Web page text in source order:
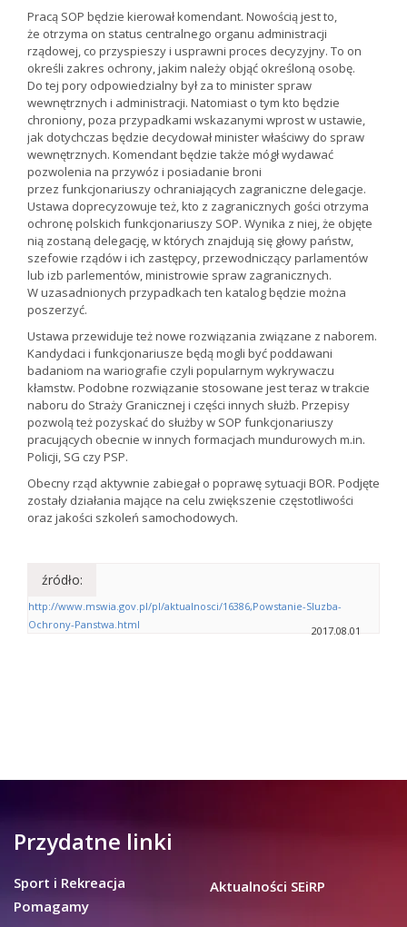
Pracą SOP będzie kierował komendant. Nowością jest to,
że otrzyma on status centralnego organu administracji
rządowej, co przyspieszy i usprawni proces decyzyjny. To on
określi zakres ochrony, jakim należy objąć określoną osobę.
Do tej pory odpowiedzialny był za to minister spraw
wewnętrznych i administracji. Natomiast o tym kto będzie
chroniony, poza przypadkami wskazanymi wprost w ustawie,
jak dotychczas będzie decydował minister właściwy do spraw
wewnętrznych. Komendant będzie także mógł wydawać
pozwolenia na przywóz i posiadanie broni
przez funkcjonariuszy ochraniających zagraniczne delegacje.
Ustawa doprecyzowuje też, kto z zagranicznych gości otrzyma
ochronę polskich funkcjonariuszy SOP. Wynika z niej, że objęte
nią zostaną delegację, w których znajdują się głowy państw,
szefowie rządów i ich zastępcy, przewodniczący parlamentów
lub izb parlementów, ministrowie spraw zagranicznych.
W uzasadnionych przypadkach ten katalog będzie można
poszerzyć.
Ustawa przewiduje też nowe rozwiązania związane z naborem.
Kandydaci i funkcjonariusze będą mogli być poddawani
badaniom na wariografie czyli popularnym wykrywaczu
kłamstw. Podobne rozwiązanie stosowane jest teraz w trakcie
naboru do Straży Granicznej i części innych służb. Przepisy
pozwolą też pozyskać do służby w SOP funkcjonariuszy
pracujących obecnie w innych formacjach mundurowych m.in.
Policji, SG czy PSP.
Obecny rząd aktywnie zabiegał o poprawę sytuacji BOR. Podjęte
zostały działania mające na celu zwiększenie częstotliwości
oraz jakości szkoleń samochodowych.
źródło:
http://www.mswia.gov.pl/pl/aktualnosci/16386,Powstanie-Sluzba-
Ochrony-Panstwa.html
2017.08.01
Przydatne linki
Sport i Rekreacja
Pomagamy
Aktualności SEiRP